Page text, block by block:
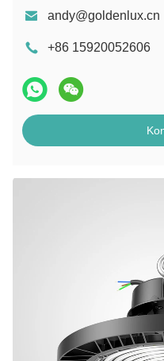
andy@goldenlux.cn
+86 15920052606